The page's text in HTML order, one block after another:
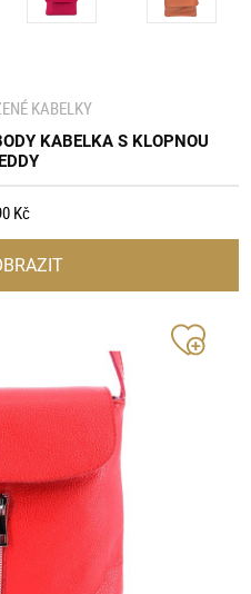
KABELKY
KABELKA S KLOPNOU
Kč